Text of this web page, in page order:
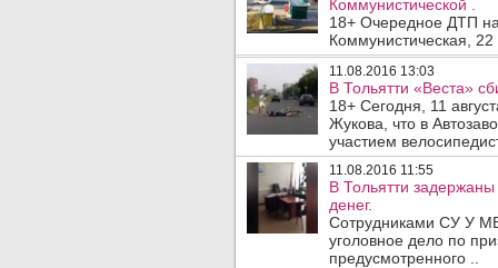
Коммунистической .
18+ Очередное ДТП
Коммунистическая,
11.08.2016 13:03
В Тольятти «Веста»
18+ Сегодня, 11
Жукова, что в
участием
11.08.2016 11:55
В Тольятти
денег.
Сотрудниками СУ У
уголовное дело по
предусмотренного ..